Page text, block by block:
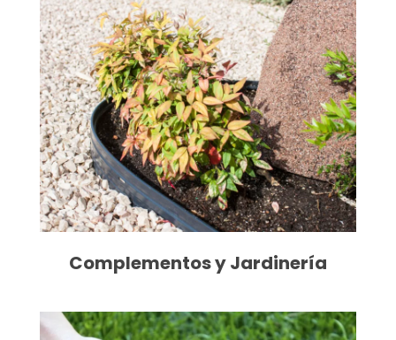
Complementos y Jardinería